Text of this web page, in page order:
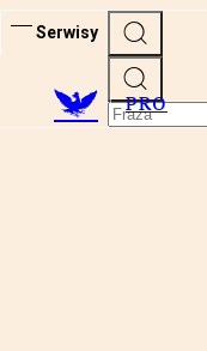
Serwisy
PRO